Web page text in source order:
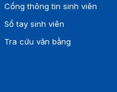
Cổng thông tin sinh viên
Sổ tay sinh viên
Tra cứu văn bằng